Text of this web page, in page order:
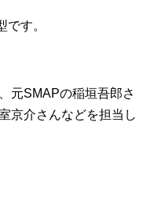
す。
元SMAPの稲垣吾郎さ
京介さんなどを担当し